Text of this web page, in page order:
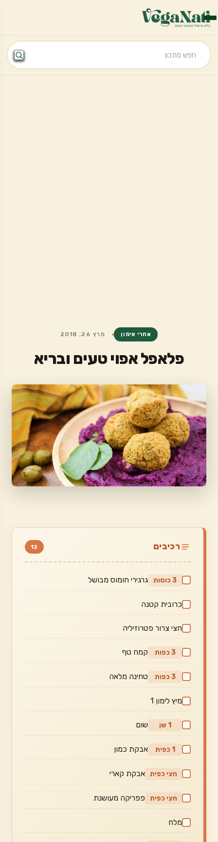
אחרי אימון מרץ 26, 2018
פלאפל אפוי טעים ובריא
רכיבים 12
3 כוסות גרגירי חומוס מבושל
כרובית קטנה
חצי צרור פטרוזיליה
3 כפות קמח טף
3 כפות טחינה מלאה
מיץ לימון 1
1 שן שום
1 כפית אבקת כמון
חצי כפית אבקת קארי
חצי כפית פפריקה מעושנת
מלח